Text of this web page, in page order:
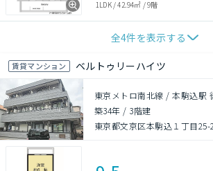
1LDK/42.94㎡ /9階
全4件を表示する
賃貸マンション ベルトゥリーハイツ
東京メトロ南北線 / 本駒込駅
築34年 / 3階建
東京都文京区本駒込１丁目25-